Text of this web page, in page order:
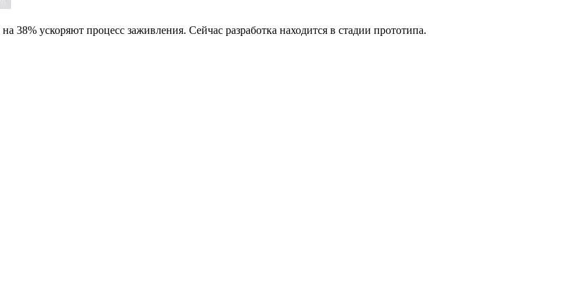
38% ускоряют процесс заживления. Сейчас разработка находится в стадии прототипа.